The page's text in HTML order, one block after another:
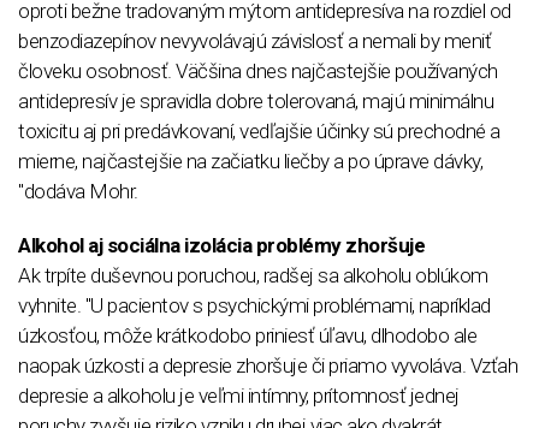
oproti bežne tradovaným mýtom antidepresíva na rozdiel od
benzodiazepínov nevyvolávajú závislosť a nemali by meniť
človeku osobnosť. Väčšina dnes najčastejšie používaných
antidepresív je spravidla dobre tolerovaná, majú minimálnu
toxicitu aj pri predávkovaní, vedľajšie účinky sú prechodné a
mierne, najčastejšie na začiatku liečby a po úprave dávky,
"dodáva Mohr.
Alkohol aj sociálna izolácia problémy zhoršuje
Ak trpíte duševnou poruchou, radšej sa alkoholu oblúkom
vyhnite. "U pacientov s psychickými problémami, napríklad
úzkosťou, môže krátkodobo priniesť úľavu, dlhodobo ale
naopak úzkosti a depresie zhoršuje či priamo vyvoláva. Vzťah
depresie a alkoholu je veľmi intímny, prítomnosť jednej